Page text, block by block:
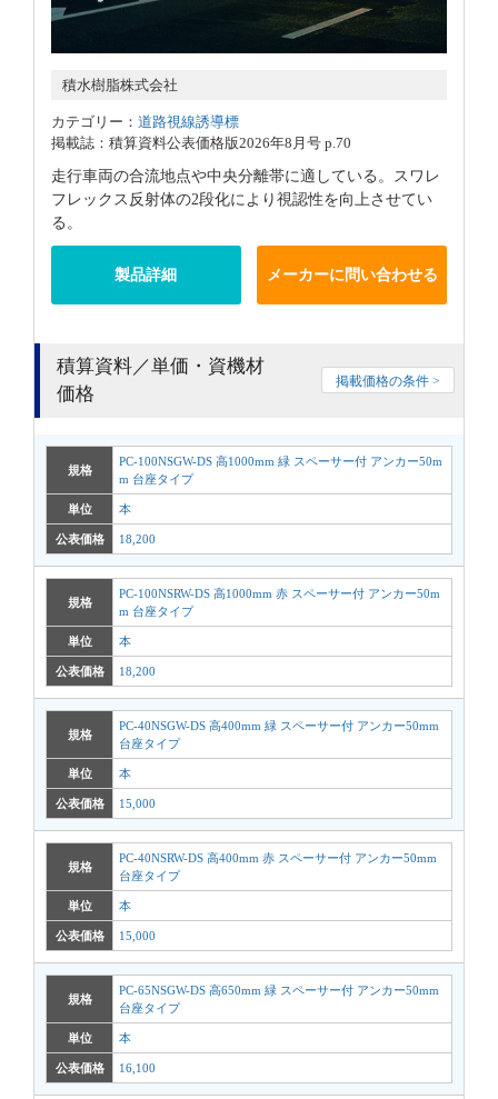
積水樹脂株式会社
カテゴリー： 道路視線誘導標
掲載誌：積算資料公表価格版2026年8月号 p.70
走行車両の合流地点や中央分離帯に適している。スワレ
フレックス反射体の2段化により視認性を向上させてい
る。
製品詳細 メーカーに問い合わせる
積算資料／単価・資機材
価格
掲載価格の条件 >
規格
PC-100NSGW-DS 高1000mm 緑 スペーサー付 アンカー50m
m 台座タイプ
単位 本
公表価格 18,200
規格
PC-100NSRW-DS 高1000mm 赤 スペーサー付 アンカー50m
m 台座タイプ
単位 本
公表価格 18,200
規格
PC-40NSGW-DS 高400mm 緑 スペーサー付 アンカー50mm
台座タイプ
単位 本
公表価格 15,000
規格
PC-40NSRW-DS 高400mm 赤 スペーサー付 アンカー50mm
台座タイプ
単位 本
公表価格 15,000
規格
PC-65NSGW-DS 高650mm 緑 スペーサー付 アンカー50mm
台座タイプ
単位 本
公表価格 16,100